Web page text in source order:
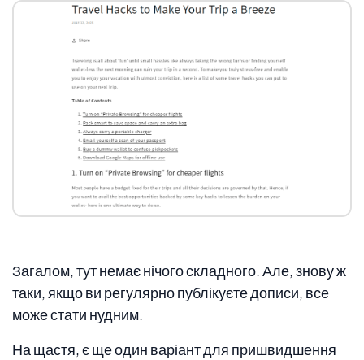
Загалом, тут немає нічого складного. Але, знову ж
таки, якщо ви регулярно публікуєте дописи, все
може стати нудним.
На щастя, є ще один варіант для пришвидшення